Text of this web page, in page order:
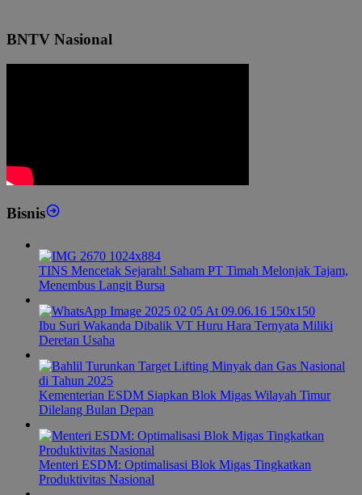
BNTV Nasional
Bisnis
TINS Mencetak Sejarah! Saham PT Timah Melonjak Tajam,
Menembus Langit Bursa
Ibu Suri Wakanda Dibalik VT Huru Hara Ternyata Miliki
Deretan Usaha
Kementerian ESDM Siapkan Blok Migas Wilayah Timur
Dilelang Bulan Depan
Menteri ESDM: Optimalisasi Blok Migas Tingkatkan
Produktivitas Nasional